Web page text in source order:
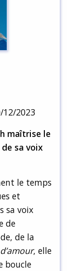
12/2023
maîtrise le
sa voix
le temps
et
sa voix
de
de la
, elle
boucle